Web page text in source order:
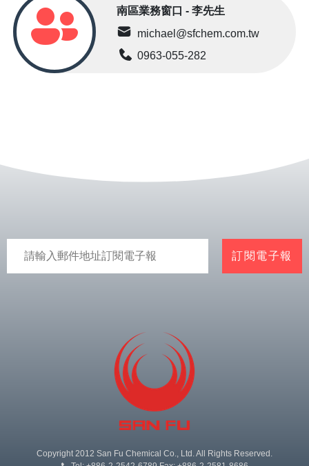
南區業務窗口 - 李先生
michael@sfchem.com.tw
0963-055-282
Copyright 2012 San Fu Chemical Co., Ltd. All Rights Reserved.